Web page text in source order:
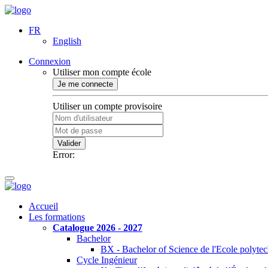
FR
English
Connexion
Utiliser mon compte école
Je me connecte
Utiliser un compte provisoire
Valider
Error:
Accueil
Les formations
Catalogue 2026 - 2027
Bachelor
BX - Bachelor of Science de l'Ecole
Cycle Ingénieur